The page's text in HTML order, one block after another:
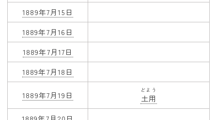
1889年7月15日
1889年7月16日
1889年7月17日
1889年7月18日
1889年7月19日 土用
どよう